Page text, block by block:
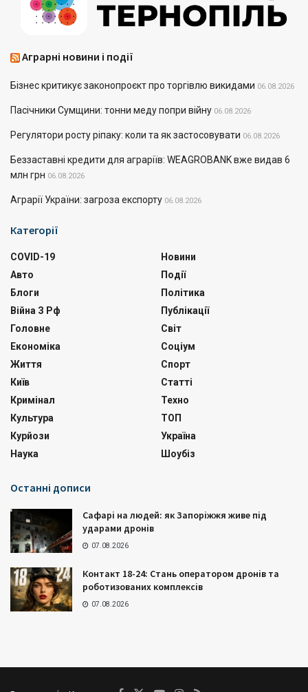
Аграрні новини і події
Бізнес критикує законопроєкт про торгівлю викидами 06.08.2026
Пасічники Сумщини: тонни меду попри війну 06.08.2026
Регулятори росту ріпаку: коли та як застосовувати 06.08.2026
Беззаставні кредити для аграріїв: WEAGROBANK вже видав 6
млн грн 06.08.2026
Аграрії України: загроза експорту 06.08.2026
Категорії
COVID-19
Авто
Блоги
Війна З Рф
Головне
Економіка
Життя
Київ
Кримінал
Культура
Курйози
Наука
Новини
Події
Політика
Публікації
Світ
Соціум
Спорт
Статті
Техно
ТОП
Україна
Шоубіз
Останні дописи
Сафарі на людей: як Запоріжжя живе під
ударами дронів
07.08.2026
Контакт 18-24: Стань оператором дронів та
роботизованих комплексів
07.08.2026